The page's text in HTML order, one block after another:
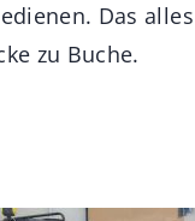
Das
zu Buche.